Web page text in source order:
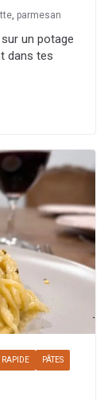
, parmesan
un potage
dans tes
RAPIDE PÂTES